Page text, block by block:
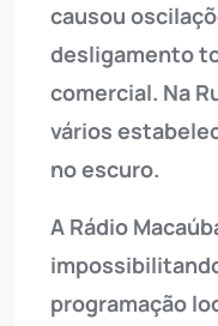
causou
desligamento
comercial. Na
vários
no escuro.
A Rádio
programação